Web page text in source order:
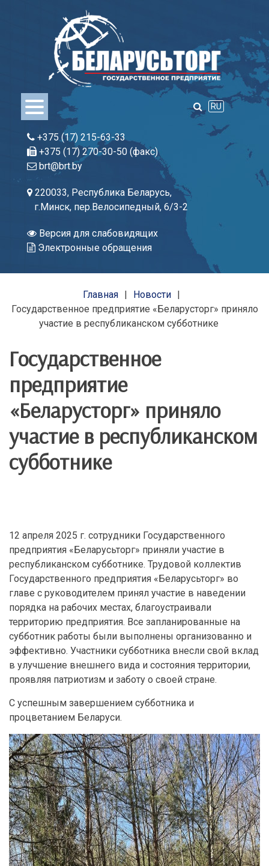
RU
+375 (17) 215-63-33
+375 (17) 270-30-50 (факс)
brt@brt.by
220033, Республика Беларусь,
г.Минск, пер.Велосипедный, 6/3-2
Версия для слабовидящих
Электронные обращения
Главная
Новости
Государственное предприятие «Беларусторг» приняло
участие в республиканском субботнике
Государственное
предприятие
«Беларусторг» приняло
участие в республиканском
субботнике
12 апреля 2025 г. сотрудники Государственного
предприятия «Беларусьторг» приняли участие в
республиканском субботнике. Трудовой коллектив
Государственного предприятия «Беларусьторг» во
главе с руководителем принял участие в наведении
порядка на рабочих местах, благоустраивали
территорию предприятия. Все запланированные на
субботник работы были выполнены организованно и
эффективно. Участники субботника внесли свой вклад
в улучшение внешнего вида и состояния территории,
проявляя патриотизм и заботу о своей стране.
С успешным завершением субботника и
процветанием Беларуси.